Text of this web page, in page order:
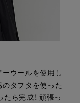
ウールを使用し
タフタを使った
ら完成！ 頑張っ